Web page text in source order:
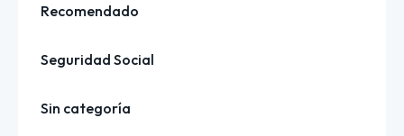
Recomendado
Seguridad Social
Sin categoría